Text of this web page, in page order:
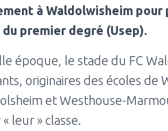
à Waldolwisheim pour
premier degré (Usep).
époque, le stade du FC
originaires des écoles
et Westhouse-
leur » classe.